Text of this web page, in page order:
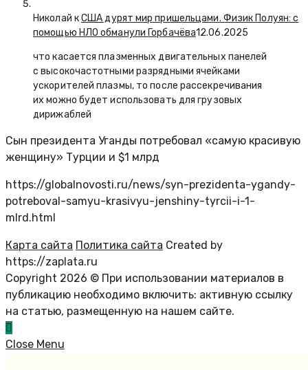
Николай кСША дурят мир пришельцами. Физик Полуян: с
помощью НЛО обманули Горбачёва12.06.2025
что касается плазменных двигательных панелей
с высокочастотными разрядными ячейками
ускорителей плазмы, то после рассекречивания
их можно будет использовать для грузовых
дирижаблей
Сын президента Уганды потребовал «самую красивую
женщину» Турции и $1 млрд
https://globalnovosti.ru/news/syn-prezidenta-ygandy-
potreboval-samyu-krasivyu-jenshiny-tyrcii-i-1-
mlrd.html
Карта сайта Политика сайта Created by
https://zaplata.ru
Copyright 2026 © При использовании материалов в
публикацию необходимо включить: активную ссылку
на статью, размещенную на нашем сайте.
Close Menu